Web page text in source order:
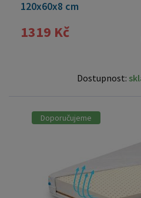
120x60x8 cm
1319 Kč
Dostupnost:
Doporučujeme